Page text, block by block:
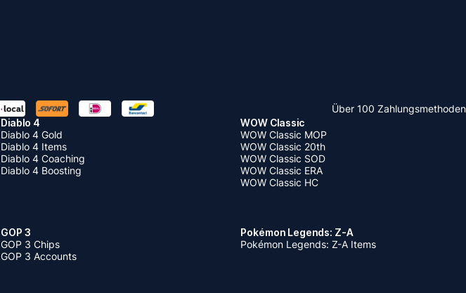
Über 100 Zahlungsmethoden
Diablo 4
Diablo 4 Gold
Diablo 4 Items
Diablo 4 Coaching
Diablo 4 Boosting
WOW Classic
WOW Classic MOP
WOW Classic 20th
WOW Classic SOD
WOW Classic ERA
WOW Classic HC
GOP 3
GOP 3 Chips
GOP 3 Accounts
Pokémon Legends: Z-A
Pokémon Legends: Z-A Items